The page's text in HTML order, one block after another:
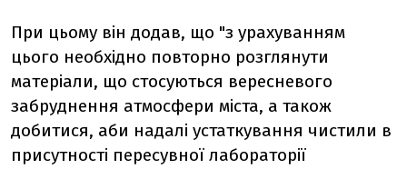
При цьому він додав, що "з урахуванням
цього необхідно повторно розглянути
матеріали, що стосуються вересневого
забруднення атмосфери міста, а також
добитися, аби надалі устаткування чистили в
присутності пересувної лабораторії